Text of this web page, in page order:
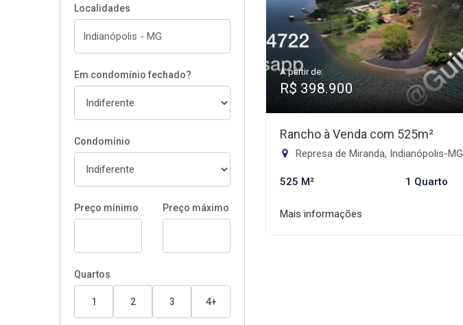
Localidades
Em condomínio fechado?
Condomínio
Preço mínimo Preço máximo
Quartos
1 2 3 4+
A partir de:
R$ 398.900
Rancho à Venda com 525m²
Represa de Miranda, Indianópolis-MG
525 M² 1 Quarto
Mais informações